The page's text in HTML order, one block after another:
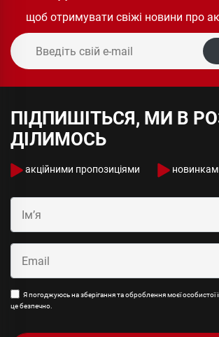
щоб отримувати свіжі новини про
ПІДПИШІТЬСЯ, МИ В
ДІЛИМОСЬ
акційними пропозиціями
Я погоджуюсь на зберігання та оброблення моєї особистої
це безпечно.